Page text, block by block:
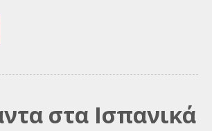
στα Ισπανικά